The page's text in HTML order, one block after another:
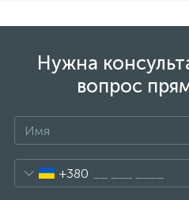
Нужна
вопрос
+380